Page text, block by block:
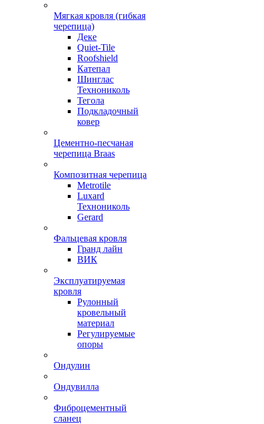
Мягкая кровля (гибкая
черепица)
Деке
Quiet-Tile
Roofshield
Катепал
Шинглас
Технониколь
Тегола
Подкладочный
ковер
Цементно-песчаная
черепица Braas
Композитная черепица
Metrotile
Luxard
Технониколь
Gerard
Фальцевая кровля
Гранд лайн
ВИК
Эксплуатируемая
кровля
Рулонный
кровельный
материал
Регулируемые
опоры
Ондулин
Ондувилла
Фиброцементный
сланец